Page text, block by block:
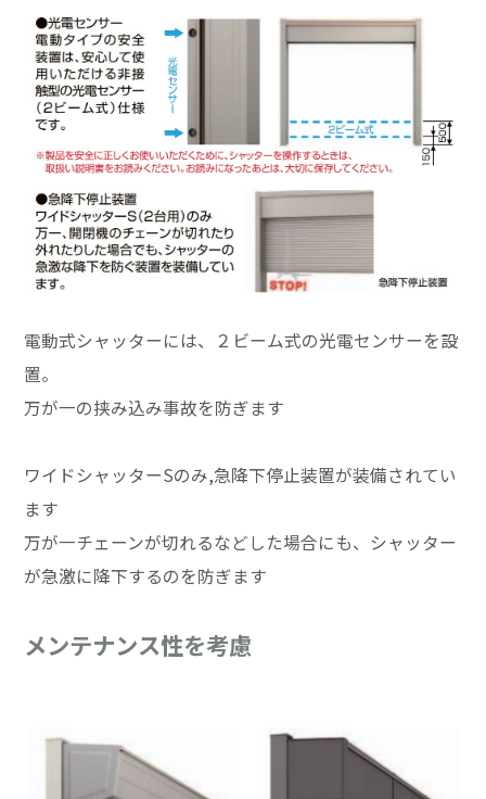
電動式シャッターには、２ビーム式の光電センサーを設
置。
万が一の挟み込み事故を防ぎます
ワイドシャッターSのみ,急降下停止装置が装備されてい
ます
万が一チェーンが切れるなどした場合にも、シャッター
が急激に降下するのを防ぎます
メンテナンス性を考慮